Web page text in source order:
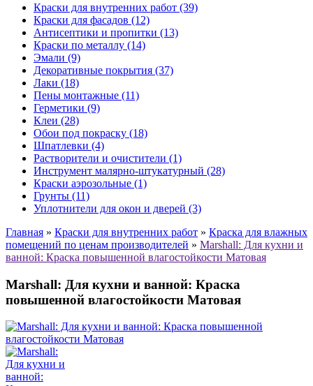
Краски для внутренних работ (39)
Краски для фасадов (12)
Антисептики и пропитки (13)
Краски по металлу (14)
Эмали (9)
Декоративные покрытия (37)
Лаки (18)
Пены монтажные (11)
Герметики (9)
Клеи (28)
Обои под покраску (18)
Шпатлевки (4)
Растворители и очистители (1)
Инструмент малярно-штукатурный (28)
Краски аэрозольные (1)
Грунты (11)
Уплотнители для окон и дверей (3)
Главная » Краски для внутренних работ » Краска для влажных
помещений по ценам производителей » Marshall: Для кухни и
ванной: Краска повышенной влагостойкости Матовая
Marshall: Для кухни и ванной: Краска
повышенной влагостойкости Матовая